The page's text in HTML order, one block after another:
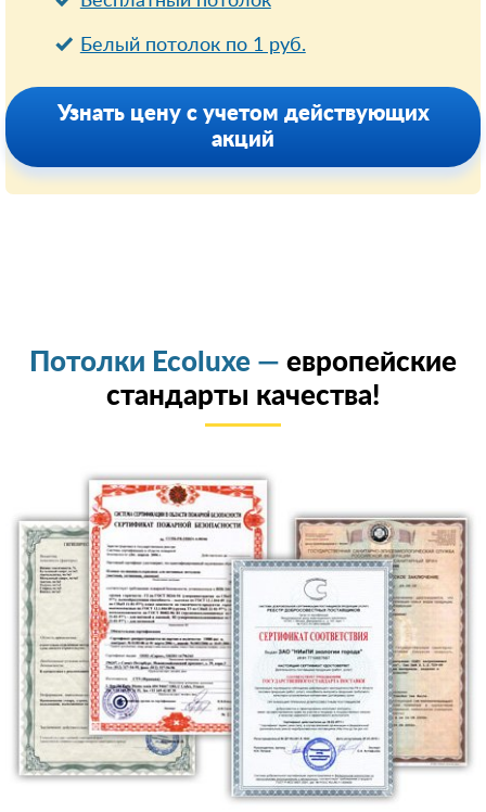
Белый потолок по 1 руб.
Узнать цену с учетом действующих
акций
Потолки Ecoluxe — европейские
стандарты качества!